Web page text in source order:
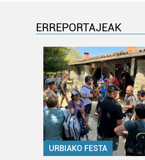
ERREPORTAJEAK
URBIAKO FESTA